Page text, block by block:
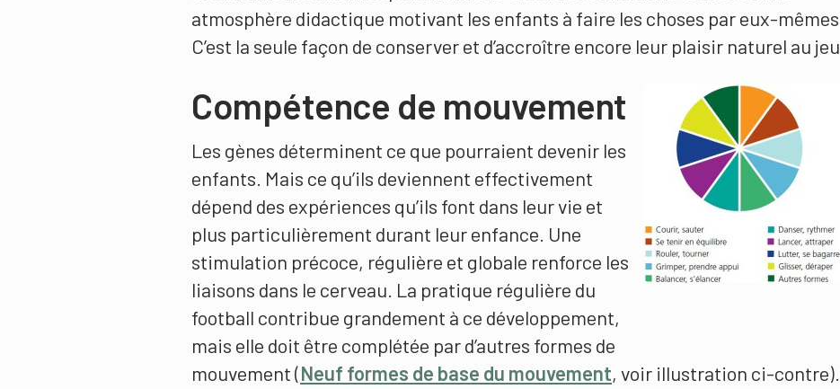
atmosphère didactique motivant les enfants à faire les choses par eux-mêmes.
C’est la seule façon de conserver et d’accroître encore leur plaisir naturel au jeu.
Compétence de mouvement
Les gènes déterminent ce que pourraient devenir les
enfants. Mais ce qu’ils deviennent effectivement
dépend des expériences qu’ils font dans leur vie et
plus particulièrement durant leur enfance. Une
stimulation précoce, régulière et globale renforce les
liaisons dans le cerveau. La pratique régulière du
football contribue grandement à ce développement,
mais elle doit être complétée par d’autres formes de
mouvement (Neuf formes de base du mouvement, voir illustration ci-contre).